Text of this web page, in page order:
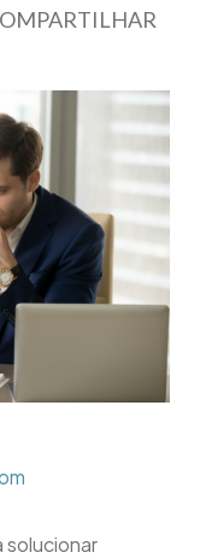
solucionar